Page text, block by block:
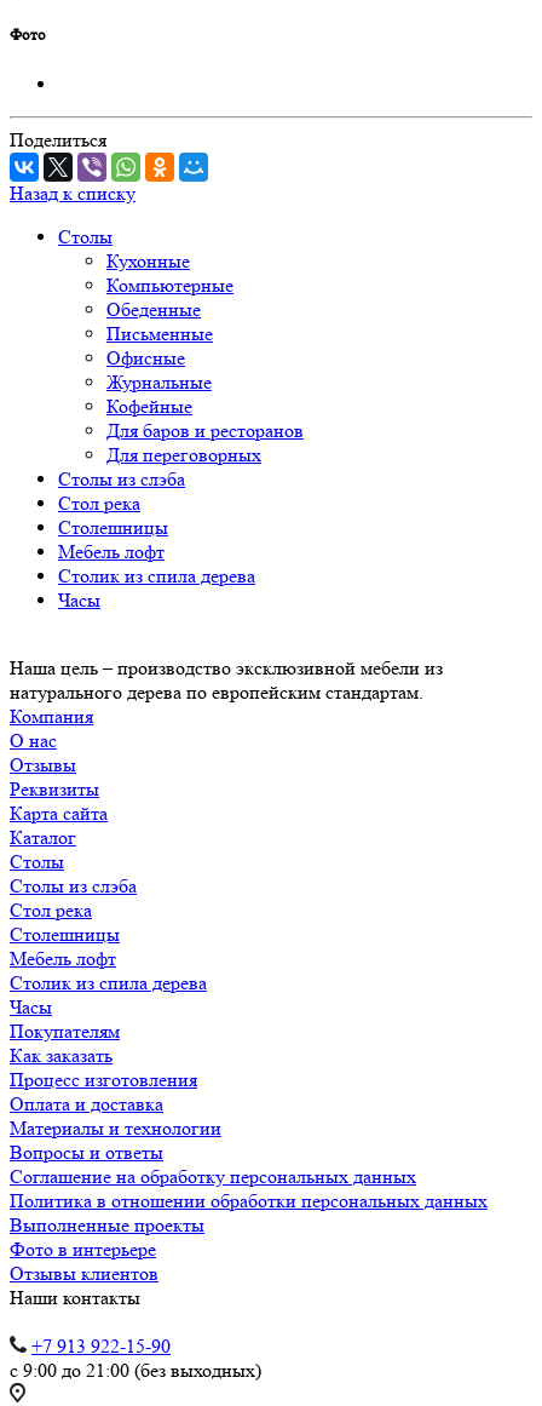
Фото
Поделиться
Назад к списку
Столы
Кухонные
Компьютерные
Обеденные
Письменные
Офисные
Журнальные
Кофейные
Для баров и ресторанов
Для переговорных
Столы из слэба
Стол река
Столешницы
Мебель лофт
Столик из спила дерева
Часы
Наша цель – производство эксклюзивной мебели из
натурального дерева по европейским стандартам.
Компания
О нас
Отзывы
Реквизиты
Карта сайта
Каталог
Столы
Столы из слэба
Стол река
Столешницы
Мебель лофт
Столик из спила дерева
Часы
Покупателям
Как заказать
Процесс изготовления
Оплата и доставка
Материалы и технологии
Вопросы и ответы
Соглашение на обработку персональных данных
Политика в отношении обработки персональных данных
Выполненные проекты
Фото в интерьере
Отзывы клиентов
Наши контакты
+7 913 922-15-90
с 9:00 до 21:00 (без выходных)